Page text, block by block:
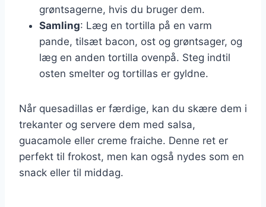
grøntsagerne, hvis du bruger dem.
Samling: Læg en tortilla på en varm
pande, tilsæt bacon, ost og grøntsager, og
læg en anden tortilla ovenpå. Steg indtil
osten smelter og tortillas er gyldne.
Når quesadillas er færdige, kan du skære dem i
trekanter og servere dem med salsa,
guacamole eller creme fraiche. Denne ret er
perfekt til frokost, men kan også nydes som en
snack eller til middag.